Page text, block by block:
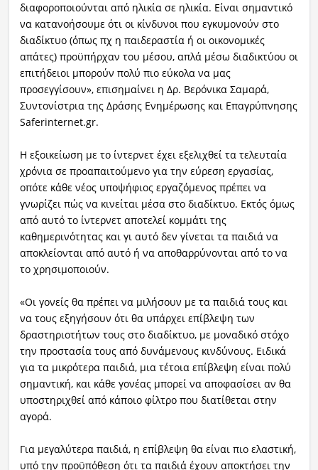
διαφοροποιούνται από ηλικία σε ηλικία. Είναι σημαντικό
να κατανοήσουμε ότι οι κίνδυνοι που εγκυμονούν στο
διαδίκτυο (όπως πχ η παιδεραστία ή οι οικονομικές
απάτες) προϋπήρχαν του μέσου, απλά μέσω διαδικτύου οι
επιτήδειοι μπορούν πολύ πιο εύκολα να μας
προσεγγίσουν», επισημαίνει η Δρ. Βερόνικα Σαμαρά,
Συντονίστρια της Δράσης Ενημέρωσης και Επαγρύπνησης
Saferinternet.gr.
Η εξοικείωση με το ίντερνετ έχει εξελιχθεί τα τελευταία
χρόνια σε προαπαιτούμενο για την εύρεση εργασίας,
οπότε κάθε νέος υποψήφιος εργαζόμενος πρέπει να
γνωρίζει πώς να κινείται μέσα στο διαδίκτυο. Εκτός όμως
από αυτό το ίντερνετ αποτελεί κομμάτι της
καθημερινότητας και γι αυτό δεν γίνεται τα παιδιά να
αποκλείονται από αυτό ή να αποθαρρύνονται από το να
το χρησιμοποιούν.
«Οι γονείς θα πρέπει να μιλήσουν με τα παιδιά τους και
να τους εξηγήσουν ότι θα υπάρχει επίβλεψη των
δραστηριοτήτων τους στο διαδίκτυο, με μοναδικό στόχο
την προστασία τους από δυνάμενους κινδύνους. Ειδικά
για τα μικρότερα παιδιά, μια τέτοια επίβλεψη είναι πολύ
σημαντική, και κάθε γονέας μπορεί να αποφασίσει αν θα
υποστηριχθεί από κάποιο φίλτρο που διατίθεται στην
αγορά.
Για μεγαλύτερα παιδιά, η επίβλεψη θα είναι πιο ελαστική,
υπό την προϋπόθεση ότι τα παιδιά έχουν αποκτήσει την